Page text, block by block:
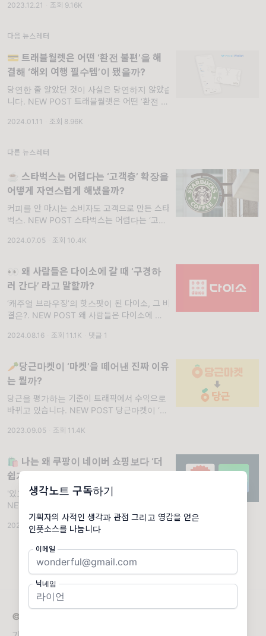
생각노트 구독하기
기획자의 사적인 생각과 관점 그리고 영감을 얻은
인풋소스를 나눕니다
이메일
닉네임
통적으로 보이는 기능 하나가 있습니다. 바로
2023.12.21 조회 9.16K
다음 뉴스레터
💳 트래블월렛은 어떤 ‘환전 불편’을 해
결해 ‘해외 여행 필수템’이 됐을까?
당연한 줄 알았던 것이 사실은 당연하지 않았습
니다. NEW POST 트래블월렛은 어떤 ‘환전 불
년 말 해외여행 때 처음으로 '트래블월렛 페이
2024.01.11 조회 8.96K
다른 뉴스레터
☕️ 스타벅스는 어렵다는 ‘고객층’ 확장을
어떻게 자연스럽게 해냈을까?
커피를 안 마시는 소비자도 고객으로 만든 스타
벅스. NEW POST 스타벅스는 어렵다는 ‘고객
글 바로 읽기 고객층을 확장하는 것은 많은 브
브랜
2024.07.05 조회 10.4K
👀 왜 사람들은 다이소에 갈 때 ‘구경하
러 간다’ 라고 말할까?
‘캐주얼 브라우징’의 핫스팟이 된 다이소, 그 비
결은?. NEW POST 왜 사람들은 다이소에 갈
기 제가 다이소에 다녀온 뒤 또는 다이소에 다
2024.08.16 조회 11.1K 댓글 1
🥕당근마켓이 ‘마켓’을 떼어낸 진짜 이유
는 뭘까?
당근을 평가하는 기준이 트래픽에서 수익으로
바뀌고 있습니다. NEW POST 당근마켓이 ‘마
마켓에 큰 변화가 있었습니다. 바로 서비스명에
하며 로고와
2023.09.05 조회 11.4K
🛍️ 나는 왜 쿠팡이 네이버 쇼핑보다 ‘더
쉽게’ 느껴질까?
'있고 없고'의 차이가 만든 쇼핑의 편리함.
NEW POST 나는 왜 쿠팡이 네이버 쇼핑보다
‘더 쉽게’ 느껴질까? 저는 오래전부터 '찐 네이
버 쇼핑' 유저입니다. 네이버의 구독 서비스인
2024.01.18 · 조회 10K
© 2026 생각노트